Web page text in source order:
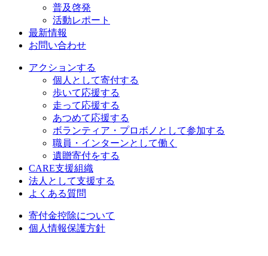
普及啓発
活動レポート
最新情報
お問い合わせ
アクションする
個人として寄付する
歩いて応援する
走って応援する
あつめて応援する
ボランティア・プロボノとして参加する
職員・インターンとして働く
遺贈寄付をする
CARE支援組織
法人として支援する
よくある質問
寄付金控除について
個人情報保護方針